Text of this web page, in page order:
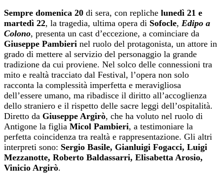
Sempre domenica 20 di sera, con repliche lunedì 21 e
martedì 22, la tragedia, ultima opera di Sofocle, Edipo a
Colono, presenta un cast d’eccezione, a cominciare da
Giuseppe Pambieri nel ruolo del protagonista, un attore in
grado di mettere al servizio del personaggio la grande
tradizione da cui proviene. Nel solco delle connessioni tra
mito e realtà tracciato dal Festival, l’opera non solo
racconta la complessità imperfetta e meravigliosa
dell’essere umano, ma ribadisce il diritto all’accoglienza
dello straniero e il rispetto delle sacre leggi dell’ospitalità.
Diretto da Giuseppe Argirò, che ha voluto nel ruolo di
Antigone la figlia Micol Pambieri, a testimoniare la
perfetta coincidenza tra realtà e rappresentazione. Gli altri
interpreti sono: Sergio Basile, Gianluigi Fogacci, Luigi
Mezzanotte, Roberto Baldassarri, Elisabetta Arosio,
Vinicio Argirò.